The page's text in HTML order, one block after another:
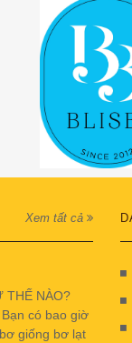
Xem tất cả
THẾ NÀO?
có bao giờ
giống bơ lạt